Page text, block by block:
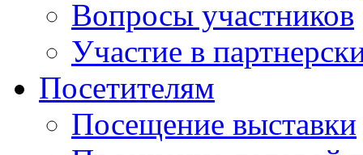
Вопросы участников
Участие в
Посетителям
Посещение выставки